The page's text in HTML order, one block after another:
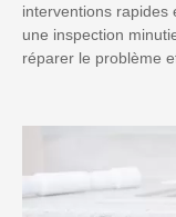
interventions rapides
une inspection
réparer le problème